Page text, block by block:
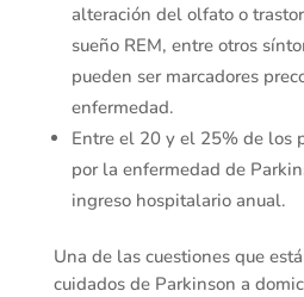
alteración del olfato o
sueño REM, entre otros
pueden ser marcadores
enfermedad.
Entre el 20 y el 25% de los
por la enfermedad de
ingreso hospitalario anual.
Una de las cuestiones que
cuidados de Parkinson a